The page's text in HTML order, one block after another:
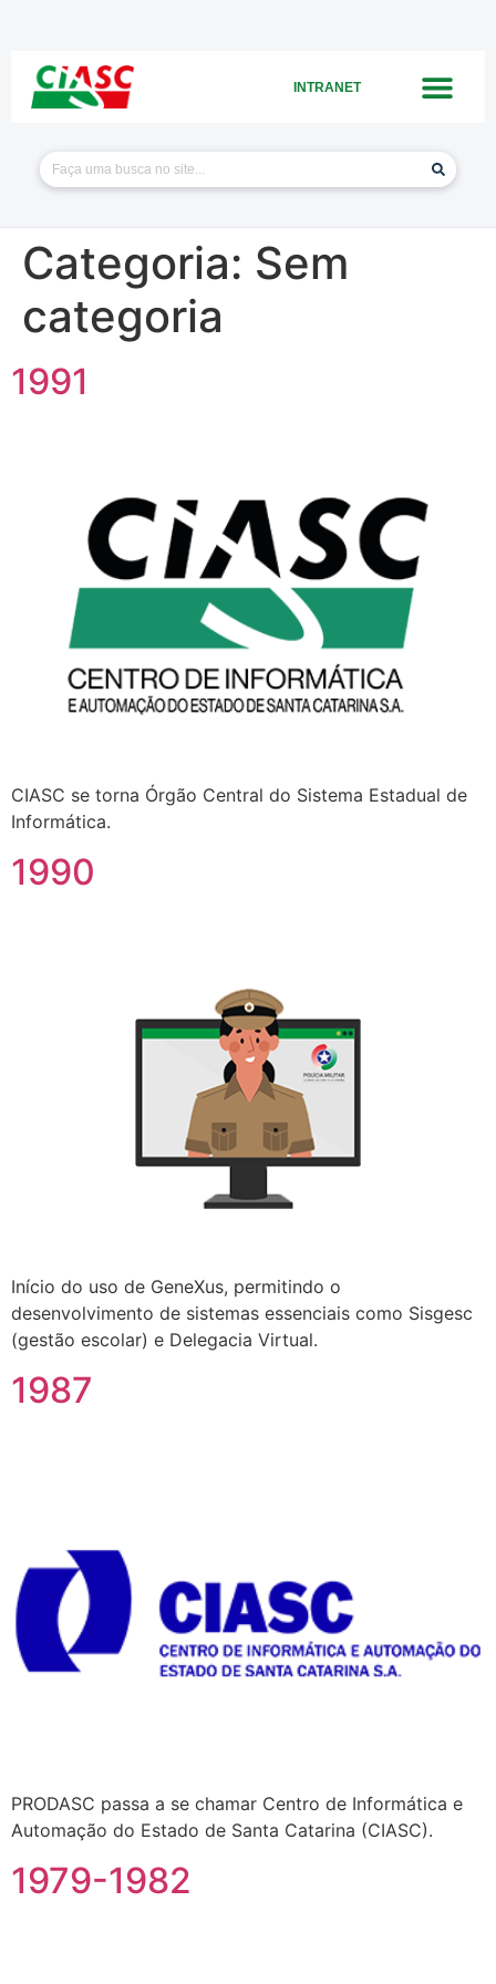
INTRANET
Categoria: Sem
categoria
1991
CIASC se torna Órgão Central do Sistema Estadual de
Informática.
1990
Início do uso de GeneXus, permitindo o
desenvolvimento de sistemas essenciais como Sisgesc
(gestão escolar) e Delegacia Virtual.
1987
PRODASC passa a se chamar Centro de Informática e
Automação do Estado de Santa Catarina (CIASC).
1979-1982